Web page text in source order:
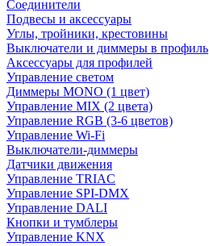
Соединители
Подвесы и аксессуары
Углы, тройники, крестовины
Выключатели и диммеры в профиль
Аксессуары для профилей
Управление светом
Диммеры MONO (1 цвет)
Управление MIX (2 цвета)
Управление RGB (3-6 цветов)
Управление Wi-Fi
Выключатели-диммеры
Датчики движения
Управление TRIAC
Управление SPI-DMX
Управление DALI
Кнопки и тумблеры
Управление KNX